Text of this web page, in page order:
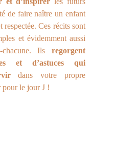
de faire naître un enfant
respectée. Ces récits sont
et évidemment aussi
chacune. Ils regorgent
et d’astuces qui
dans votre propre
pour le jour J !